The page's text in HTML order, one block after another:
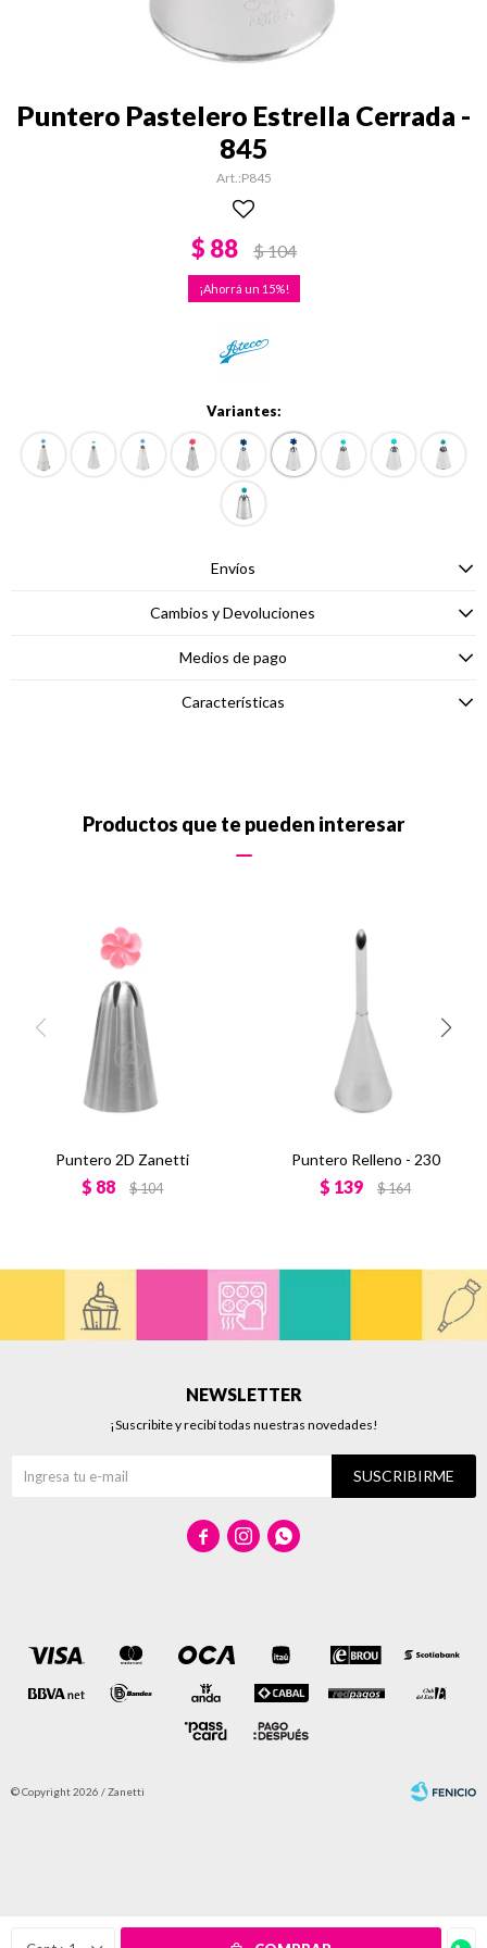
Puntero Pastelero Estrella Cerrada -
845
P845
$ 88 $104
15
Variantes:
Envíos
Cambios y Devoluciones
Medios de pago
Características
Productos que te pueden interesar
Puntero 2D Zanetti
$ 88 $104
Puntero Relleno - 230
$ 139 $164
NEWSLETTER
¡Suscribite y recibí todas nuestras novedades!
SUSCRIBIRME
  
© Copyright 2026 / Zanetti